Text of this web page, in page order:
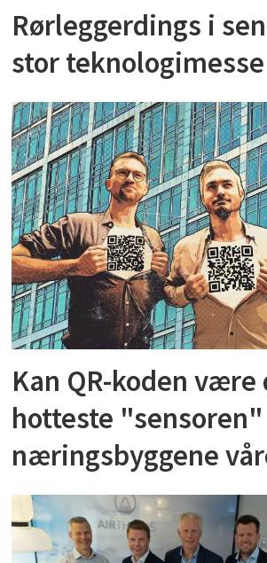
Rørleggerdings i
stor teknologimesse
Kan QR-koden være
hotteste
næringsbyggene